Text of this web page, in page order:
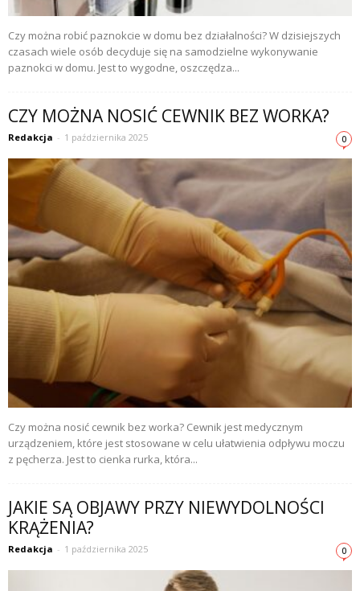
Czy można robić paznokcie w domu bez działalności? W dzisiejszych
czasach wiele osób decyduje się na samodzielne wykonywanie
paznokci w domu. Jest to wygodne, oszczędza...
CZY MOŻNA NOSIĆ CEWNIK BEZ WORKA?
Redakcja - 1 października 2025 0
Czy można nosić cewnik bez worka? Cewnik jest medycznym
urządzeniem, które jest stosowane w celu ułatwienia odpływu moczu
z pęcherza. Jest to cienka rurka, która...
JAKIE SĄ OBJAWY PRZY NIEWYDOLNOŚCI
KRĄŻENIA?
Redakcja - 1 października 2025 0